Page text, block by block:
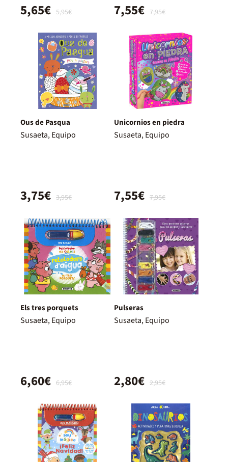
5,95€
5,65€ 7,95€
7,55€
Ous de Pasqua
Susaeta, Equipo
3,95€
3,75€
Unicornios en piedra
Susaeta, Equipo
7,95€
7,55€
Els tres porquets
Susaeta, Equipo
6,95€
6,60€
Pulseras
Susaeta, Equipo
2,95€
2,80€